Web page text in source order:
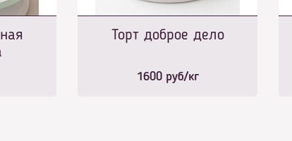
Торт доброе дело
1600руб/кг